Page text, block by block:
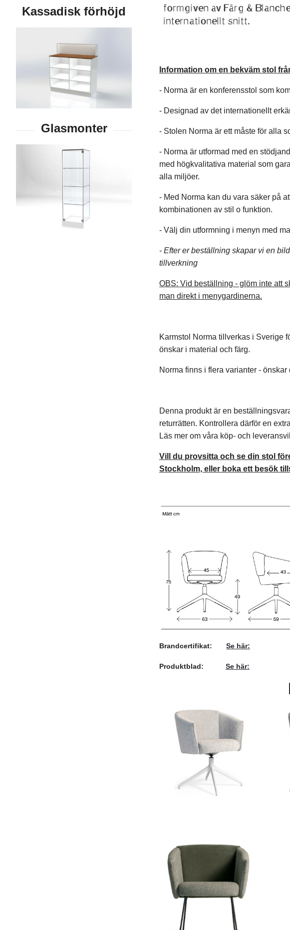
Information om en bekväm stol
- Norma är en konferensstol som
- Designad av det internationellt
- Stolen Norma är ett måste för alla
- Norma är utformad med en
med högkvalitativa material som
alla miljöer.
- Med Norma kan du vara säker på
kombinationen av stil o funktion.
- Välj din utformning i menyn med
- Efter er beställning skapar vi en
tillverkning
OBS: Vid beställning - glöm inte att
man direkt i menygardinerna.
Karmstol Norma tillverkas i Sverige
önskar i material och färg.
Norma finns i flera varianter -
Denna produkt är en
returrätten. Kontrollera därför en
Läs mer om våra köp- och
Vill du provsitta och se din stol
Stockholm, eller boka ett besök
Brandcertifikat: Se här:
Produktblad: Se här: